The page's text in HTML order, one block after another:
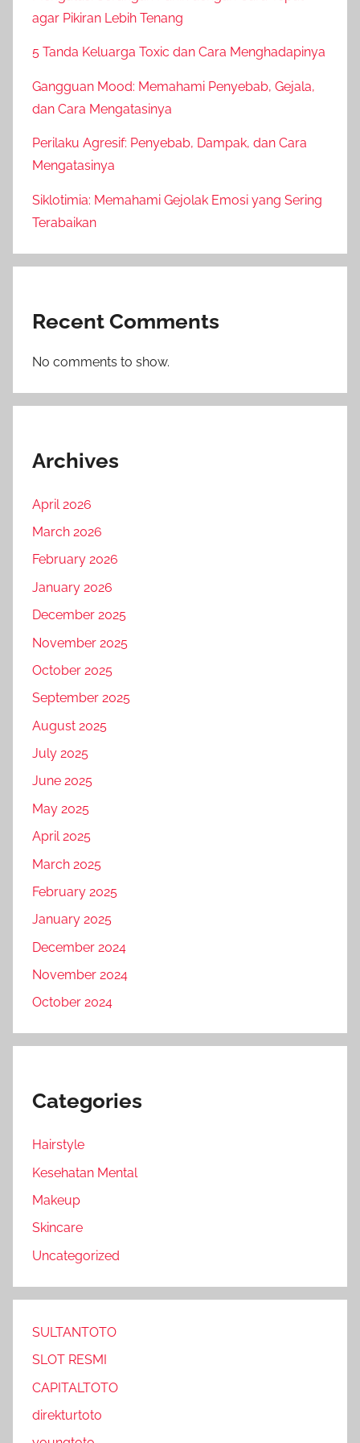
agar Pikiran Lebih Tenang
5 Tanda Keluarga Toxic dan Cara Menghadapinya
Gangguan Mood: Memahami Penyebab, Gejala,
dan Cara Mengatasinya
Perilaku Agresif: Penyebab, Dampak, dan Cara
Mengatasinya
Siklotimia: Memahami Gejolak Emosi yang Sering
Terabaikan
Recent Comments
No comments to show.
Archives
April 2026
March 2026
February 2026
January 2026
December 2025
November 2025
October 2025
September 2025
August 2025
July 2025
June 2025
May 2025
April 2025
March 2025
February 2025
January 2025
December 2024
November 2024
October 2024
Categories
Hairstyle
Kesehatan Mental
Makeup
Skincare
Uncategorized
SULTANTOTO
SLOT RESMI
CAPITALTOTO
direkturtoto